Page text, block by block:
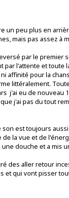
un peu plus en
mais pas assez à
par le premier
par l'attente et toute
affinité pour la
littéralement.
j'ai eu de nouveau
j'ai pas du tout
son est toujours
la vue et de
une douche et a mis
des aller retour
et qui vont pisser